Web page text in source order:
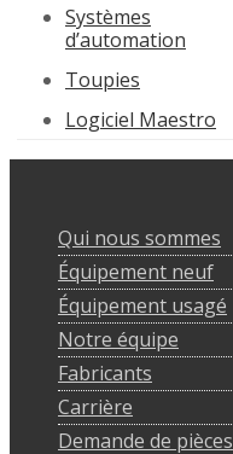
Systèmes
d’automation
Toupies
Logiciel Maestro
Qui nous sommes
Équipement neuf
Équipement usagé
Notre équipe
Fabricants
Carrière
Demande de pièces